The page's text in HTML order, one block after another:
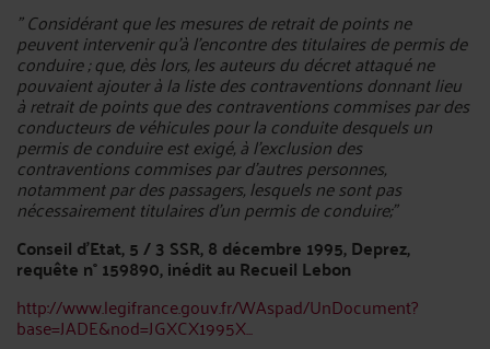
" Considérant que les mesures de retrait de points ne
peuvent intervenir qu'à l'encontre des titulaires de permis de
conduire ; que, dès lors, les auteurs du décret attaqué ne
pouvaient ajouter à la liste des contraventions donnant lieu
à retrait de points que des contraventions commises par des
conducteurs de véhicules pour la conduite desquels un
permis de conduire est exigé, à l'exclusion des
contraventions commises par d'autres personnes,
notamment par des passagers, lesquels ne sont pas
nécessairement titulaires d'un permis de conduire;"
Conseil d'Etat, 5 / 3 SSR, 8 décembre 1995, Deprez,
requête n° 159890, inédit au Recueil Lebon
http://www.legifrance.gouv.fr/WAspad/UnDocument?
base=JADE&nod=JGXCX1995X...